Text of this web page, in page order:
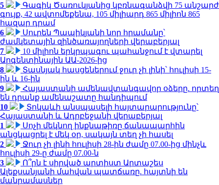
5
Գագիկ Ծառուկյանից կբռնագանձվի 75 անշարժ
գույք, 42 ավտոմեքենա, 105 միլիարդ 865 միլիոն 865
հազար դրամ
6
Սուրեն Պապիկյանի նոր հրամանը՝
ժամկետային զինծառայողների վերաբերյալ
7
10 միլիոն երկրպագու պահանջում է վտարել
Արգենտինային ԱԱ-2026-ից
8
Տասնյակ հասցեներում ջուր չի լինի՝ հուլիսի 15-
ին և 16-ին
9
Հայաստանի ամենավտանգավոր օձերը. որտեղ
են դրանք ամենաշատը հանդիպում
10
Տոկաևի անսպասելի հայտարարությունը՝
Հայաստանի և Ադրբեջանի վերաբերյալ
1
Սոչի մեկնող ինքնաթիռը ճանապարհին
անցկացրել է մեկ օր, սակայն տեղ չի հասել
2
Ջուր չի լինի հուլիսի 28-ին ժամը 07.00-ից մինչև
հուլիսի 29-ը ժամը 07.00-ն
3
Ո՞րն է սիրված արտիստ Արտաշես
Ալեքսանյանի մահվան պատճառը. հայտնի են
մանրամասներ